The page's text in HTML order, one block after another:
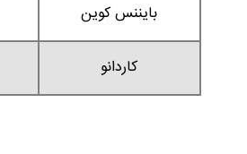
بایننس کوین
کاردانو